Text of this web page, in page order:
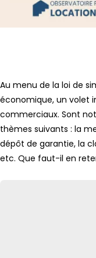
Au menu de la loi de
économique, un volet
commerciaux. Sont
thèmes suivants : la
dépôt de garantie, la
etc. Que faut-il en